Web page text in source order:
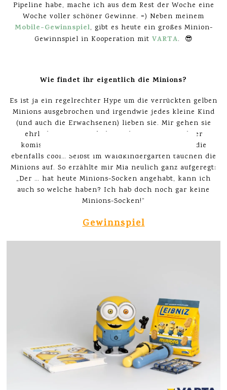
Pipeline habe, mache ich aus dem Rest der Woche eine
Woche voller schöner Gewinne. =) Neben meinem
Mobile-Gewinnspiel, gibt es heute ein großes Minion-
Gewinnspiel in Kooperation mit VARTA. 😎
Wie findet ihr eigentlich die Minions?
Es ist ja ein regelrechter Hype um die verrückten gelben
Minions ausgebrochen und irgendwie jedes kleine Kind
(und auch die Erwachsenen) lieben sie. Mir gehen sie
ehrlich gesagt ziemlich auf die Nerven mit ihrer
komischen Sprache, aber meine Tochter findet die
ebenfalls cool… Selbst im Waldkindergarten tauchen die
Minions auf. So erzählte mir Mia neulich ganz aufgeregt:
„Der … hat heute Minions-Socken angehabt, kann ich
auch so welche haben? Ich hab doch noch gar keine
Minions-Socken!“
Gewinnspiel